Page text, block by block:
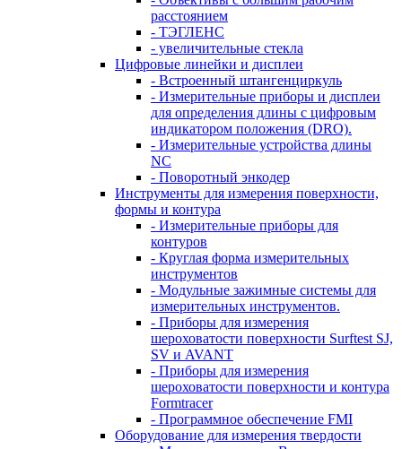
расстоянием
- ТЭГЛЕНС
- увеличительные стекла
Цифровые линейки и дисплеи
- Встроенный штангенциркуль
- Измерительные приборы и дисплеи
для определения длины с цифровым
индикатором положения (DRO).
- Измерительные устройства длины
NC
- Поворотный энкодер
Инструменты для измерения поверхности,
формы и контура
- Измерительные приборы для
контуров
- Круглая форма измерительных
инструментов
- Модульные зажимные системы для
измерительных инструментов.
- Приборы для измерения
шероховатости поверхности Surftest SJ,
SV и AVANT
- Приборы для измерения
шероховатости поверхности и контура
Formtracer
- Программное обеспечение FMI
Оборудование для измерения твердости